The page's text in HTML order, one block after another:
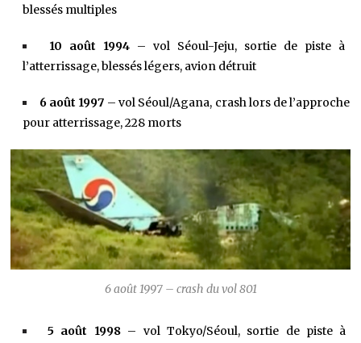
blessés multiples
10 août 1994– vol Séoul-Jeju, sortie de piste à
l’atterrissage, blessés légers, avion détruit
6 août 1997 – vol Séoul/Agana, crash lors de l’approche
pour atterrissage, 228 morts
6 août 1997 – crash du vol 801
5 août 1998– vol Tokyo/Séoul, sortie de piste à